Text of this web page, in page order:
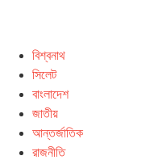
বিশ্বনাথ
সিলেট
বাংলাদেশ
জাতীয়
আন্তর্জাতিক
রাজনীতি